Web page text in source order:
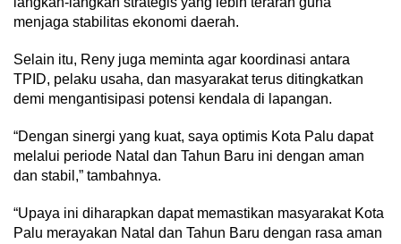
menjaga stabilitas ekonomi daerah.
Selain itu, Reny juga meminta agar koordinasi antara
TPID, pelaku usaha, dan masyarakat terus ditingkatkan
demi mengantisipasi potensi kendala di lapangan.
“Dengan sinergi yang kuat, saya optimis Kota Palu dapat
melalui periode Natal dan Tahun Baru ini dengan aman
dan stabil,” tambahnya.
“Upaya ini diharapkan dapat memastikan masyarakat Kota
Palu merayakan Natal dan Tahun Baru dengan rasa aman